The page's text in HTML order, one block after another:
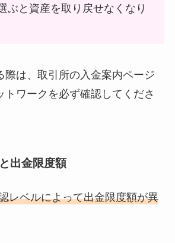
ぶと資産を取り戻せなくなり
際は、取引所の入金案内ページ
トワークを必ず確認してくださ
出金限度額
レベルによって出金限度額が異